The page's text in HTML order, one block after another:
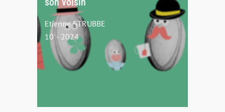
Etienne STRUBBE
10' - 2024